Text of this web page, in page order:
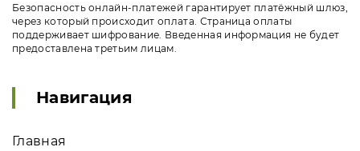
Безопасность онлайн-платежей гарантирует платёжный шлюз,
через который происходит оплата. Страница оплаты
поддерживает шифрование. Введенная информация не будет
предоставлена третьим лицам.
Навигация
Главная